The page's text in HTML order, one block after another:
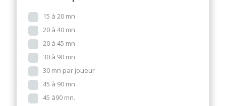
15 à 20 mn
20 à 40 mn
20 à 45 mn
30 à 90 mn
30 mn par joueur
45 à 90 mn
45 à90 mn.